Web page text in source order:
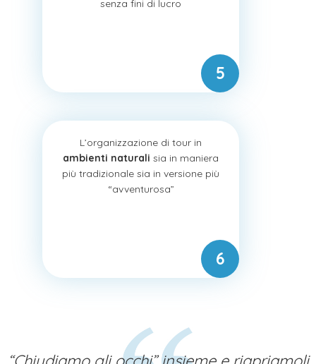
senza fini di lucro
L’organizzazione di tour in
ambienti naturali sia in maniera
più tradizionale sia in versione più
“avventurosa”